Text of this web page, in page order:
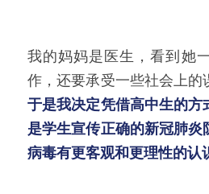
我的妈妈是医生，看到她
作，还要承受一些社会上的
于是我决定凭借高中生的
是学生宣传正确的新冠肺
病毒有更客观和更理性的认